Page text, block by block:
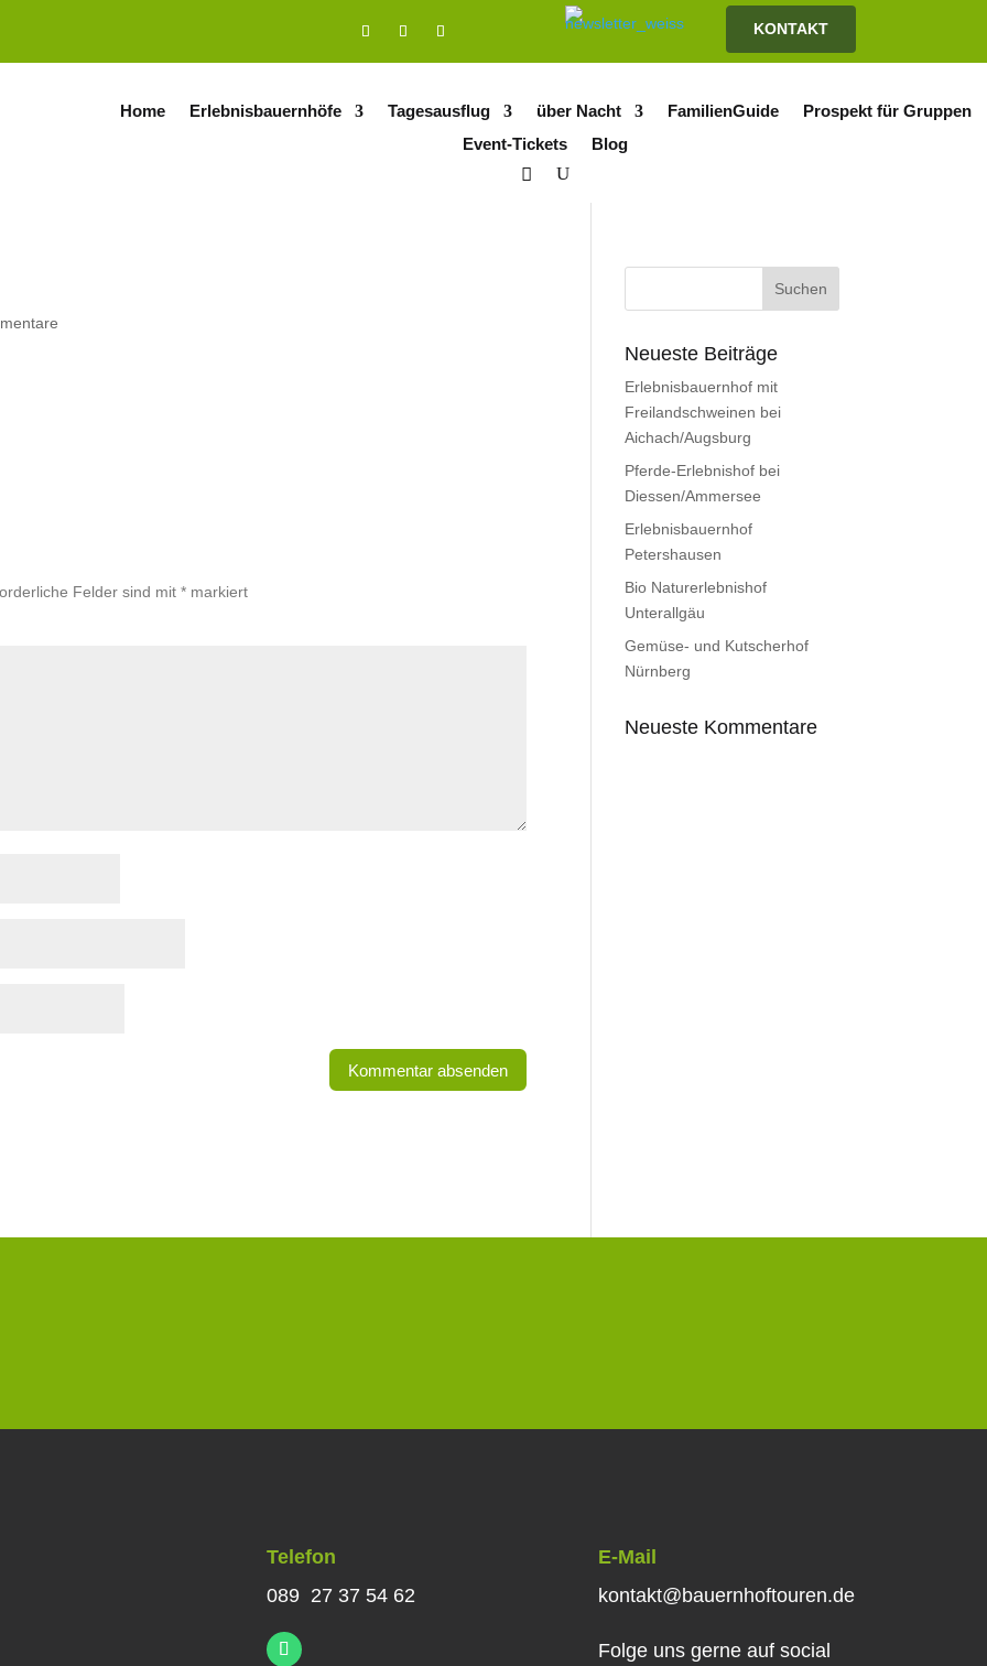
KONTAKT
Home Erlebnisbauernhöfe Tagesausflug über Nacht FamilienGuide
Prospekt für Gruppen
Event-Tickets
Blog
Felder sind mit* markiert
Neueste Beiträge
Erlebnisbauernhof mit
Freilandschweinen bei
Aichach/Augsburg
Pferde-Erlebnishof bei
Diessen/Ammersee
Erlebnisbauernhof
Petershausen
Bio Naturerlebnishof
Unterallgäu
Gemüse- und Kutscherhof
Nürnberg
Neueste Kommentare
Telefon
089 27 37 54 62
E-Mail
kontakt@bauernhoftouren.de
Folge uns gerne auf social